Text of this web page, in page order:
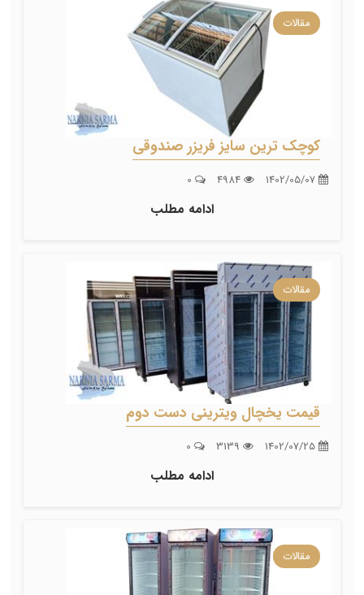
مقالات
کوچک ترین سایز فریزر صندوقی
ادامه مطلب
مقالات
قیمت یخچال ویترینی دست دوم
ادامه مطلب
مقالات